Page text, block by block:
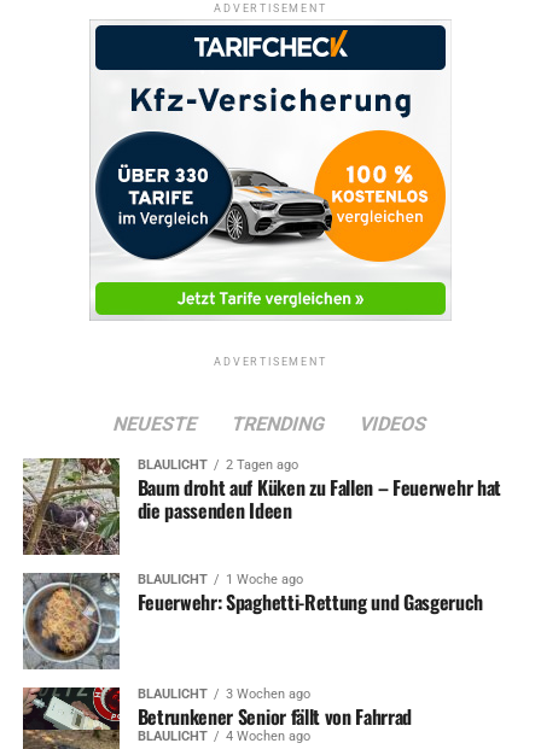
ADVERTISEMENT
ADVERTISEMENT
NEUESTE TRENDING VIDEOS
BLAULICHT 2 Tagen ago
Baum droht auf Küken zu Fallen – Feuerwehr hat
die passenden Ideen
BLAULICHT 1 Woche ago
Feuerwehr: Spaghetti-Rettung und Gasgeruch
BLAULICHT 3 Wochen ago
Betrunkener Senior fällt von Fahrrad
BLAULICHT 4 Wochen ago